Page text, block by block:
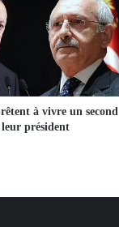
à vivre un second
président